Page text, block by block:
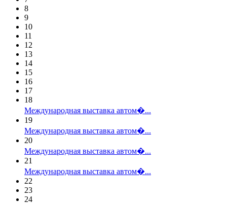
8
9
10
11
12
13
14
15
16
17
18
Международная выставка автом�...
19
Международная выставка автом�...
20
Международная выставка автом�...
21
Международная выставка автом�...
22
23
24